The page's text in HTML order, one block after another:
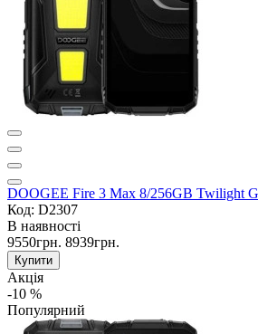
DOOGEE Fire 3 Max 8/256GB Twilight
Код: D2307
В наявності
9550грн. 8939грн.
Купити
Акція
-10 %
Популярний